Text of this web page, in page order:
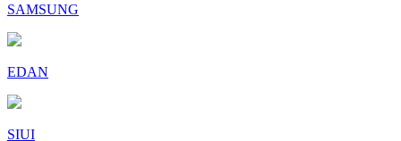
SAMSUNG
EDAN
SIUI